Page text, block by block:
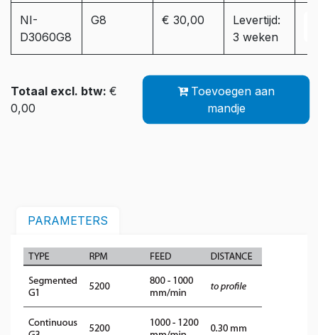
NI-
D3060G8
G8 € 30,00
Levertijd:
3 weken
Totaal excl. btw: €
0,00
Toevoegen aan
mandje
PARAMETERS